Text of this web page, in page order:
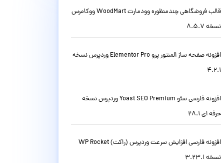
قالب فروشگاهی چندمنظوره وودمارت WoodMart ووکامرس
نسخه 8.5.7
افزونه صفحه ساز المنتور پرو Elementor Pro وردپرس نسخه
4.2.1
افزونه فارسی سئو Yoast SEO Premium وردپرس نسخه
حرفه ای 28.1
افزونه فارسی افزایش سرعت وردپرس (راکت) WP Rocket
نسخه 3.23.1